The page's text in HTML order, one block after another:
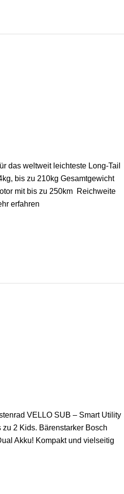
das weltweit leichteste Long-Tail
bis zu 210kg Gesamtgewicht
mit bis zu 250km Reichweite
erfahren
VELLO SUB – Smart Utility
2 Kids. Bärenstarker Bosch
Akku! Kompakt und vielseitig